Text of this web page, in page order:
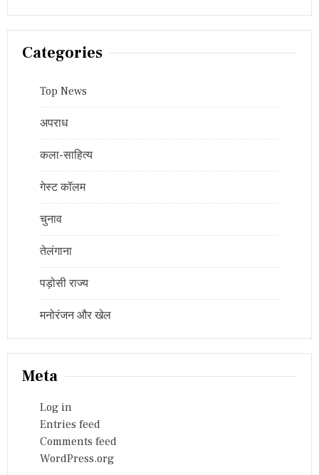
Categories
Top News
अपराध
कला-साहित्य
गेस्ट कॉलम
चुनाव
तेलंगाना
पड़ोसी राज्य
मनोरंजन और खेल
Meta
Log in
Entries feed
Comments feed
WordPress.org